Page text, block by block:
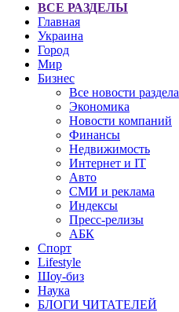
ВСЕ РАЗДЕЛЫ
Главная
Украина
Город
Мир
Бизнес
Все новости раздела
Экономика
Новости компаний
Финансы
Недвижимость
Интернет и IT
Авто
СМИ и реклама
Индексы
Пресс-релизы
АБК
Спорт
Lifestyle
Шоу-биз
Наука
БЛОГИ ЧИТАТЕЛЕЙ